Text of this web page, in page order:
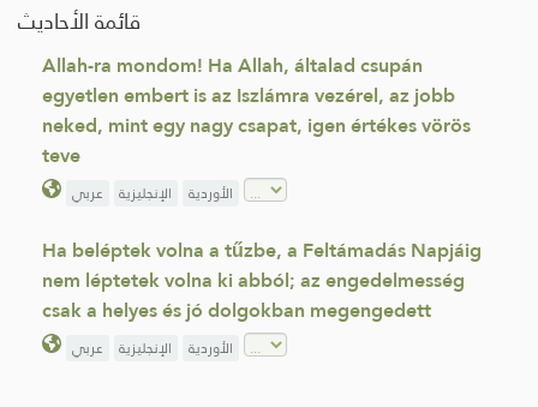
قائمة الأحاديث
Allah-ra mondom! Ha Allah, általad csupán
egyetlen embert is az Iszlámra vezérel, az jobb
neked, mint egy nagy csapat, igen értékes vörös
teve
عربي الإنجليزية الأوردية
Ha beléptek volna a tűzbe, a Feltámadás Napjáig
nem léptetek volna ki abból; az engedelmesség
csak a helyes és jó dolgokban megengedett
عربي الإنجليزية الأوردية